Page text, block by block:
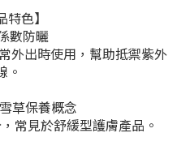
特色】
數防曬
外出時使用，幫助抵禦紫外
。
草保養概念
常見於舒緩型護膚產品。